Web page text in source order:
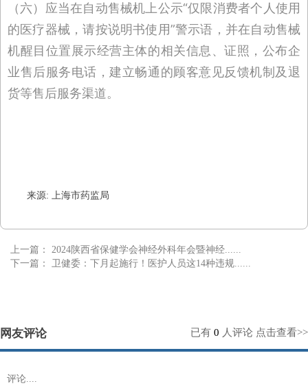
（六）应当在自动售械机上公示“仅限消费者个人使用
的医疗器械，请按说明书使用”警示语，并在自动售械
机醒目位置展示经营主体的相关信息、证照，公布企
业售后服务电话，建立畅通的顾客意见反馈机制及退
货等售后服务渠道。
来源: 上海市药监局
上一篇：
2024陕西省保健学会神经外科年会暨神经......
下一篇：
卫健委：下月起施行！医护人员这14种违规......
网友评论 已有 0 人评论 点击查看>>